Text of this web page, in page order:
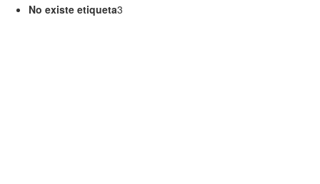
No existe etiqueta3